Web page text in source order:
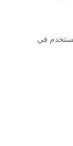
تُستخدم في